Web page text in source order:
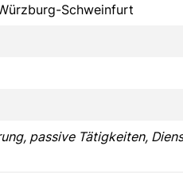
Schweinfurt
passive Tätigkeiten,